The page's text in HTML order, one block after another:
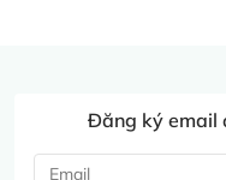
Đăng ký email